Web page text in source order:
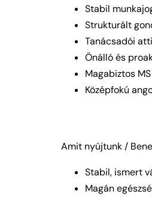
Stabil
Strukturált
Tanácsadói
Önálló és
Magabiztos
Középfokú
Amit nyújtunk /
Stabil, ismert
Magán